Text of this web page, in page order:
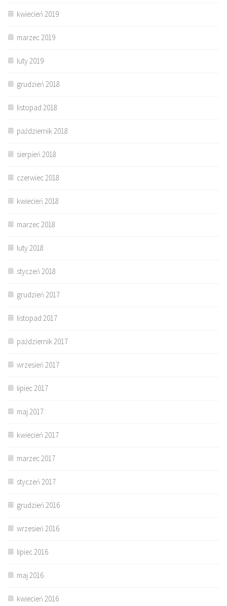
kwiecień 2019
marzec 2019
luty 2019
grudzień 2018
listopad 2018
październik 2018
sierpień 2018
czerwiec 2018
kwiecień 2018
marzec 2018
luty 2018
styczeń 2018
grudzień 2017
listopad 2017
październik 2017
wrzesień 2017
lipiec 2017
maj 2017
kwiecień 2017
marzec 2017
styczeń 2017
grudzień 2016
wrzesień 2016
lipiec 2016
maj 2016
kwiecień 2016